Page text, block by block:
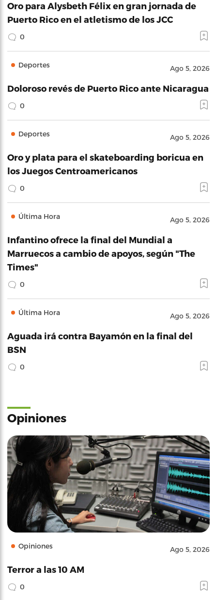
Oro para Alysbeth Félix en gran jornada de
Puerto Rico en el atletismo de los JCC
0
Deportes Ago 5, 2026
Doloroso revés de Puerto Rico ante Nicaragua
0
Deportes Ago 5, 2026
Oro y plata para el skateboarding boricua en
los Juegos Centroamericanos
0
Última Hora Ago 5, 2026
Infantino ofrece la final del Mundial a
Marruecos a cambio de apoyos, según "The
Times"
0
Última Hora Ago 5, 2026
Aguada irá contra Bayamón en la final del
BSN
0
Opiniones
Opiniones Ago 5, 2026
Terror a las 10 AM
0